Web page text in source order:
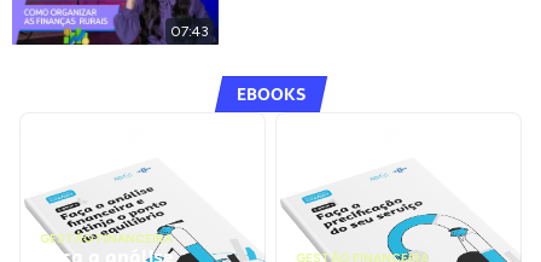
07:43
EBOOKS
GESTÃO FINANCEIRA
Faça a análise GESTÃO FINANCEIRA